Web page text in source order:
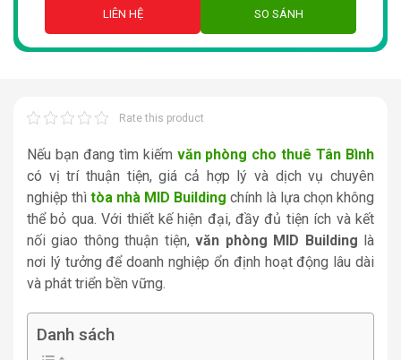
LIÊN HỆ SO SÁNH
Rate this product
Nếu bạn đang tìm kiếm văn phòng cho thuê Tân Bình
có vị trí thuận tiện, giá cả hợp lý và dịch vụ chuyên
nghiệp thì tòa nhà MID Building chính là lựa chọn không
thể bỏ qua. Với thiết kế hiện đại, đầy đủ tiện ích và kết
nối giao thông thuận tiện,văn phòng MID Building là
nơi lý tưởng để doanh nghiệp ổn định hoạt động lâu dài
và phát triển bền vững.
Danh sách